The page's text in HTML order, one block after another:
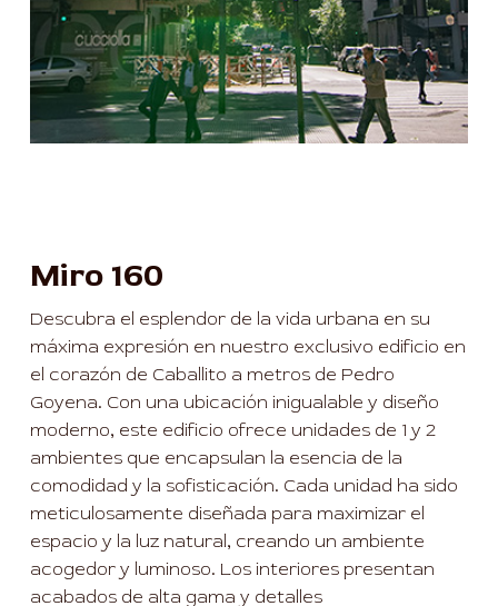
Miro 160
Descubra el esplendor de la vida urbana en su
máxima expresión en nuestro exclusivo edificio en
el corazón de Caballito a metros de Pedro
Goyena. Con una ubicación inigualable y diseño
moderno, este edificio ofrece unidades de 1 y 2
ambientes que encapsulan la esencia de la
comodidad y la sofisticación. Cada unidad ha sido
meticulosamente diseñada para maximizar el
espacio y la luz natural, creando un ambiente
acogedor y luminoso. Los interiores presentan
acabados de alta gama y detalles